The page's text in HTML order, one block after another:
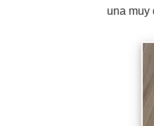
una muy